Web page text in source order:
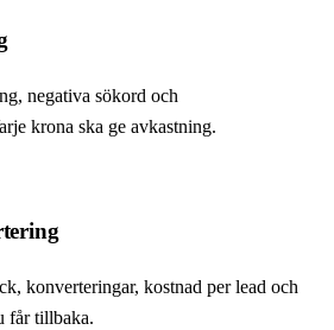
negativa sökord och
krona ska ge avkastning.
konverteringar, kostnad per lead och
får tillbaka.